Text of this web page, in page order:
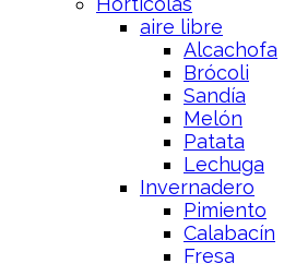
aire libre
Alcachofa
Brócoli
Sandía
Melón
Patata
Lechuga
Invernadero
Pimiento
Calabacín
Fresa